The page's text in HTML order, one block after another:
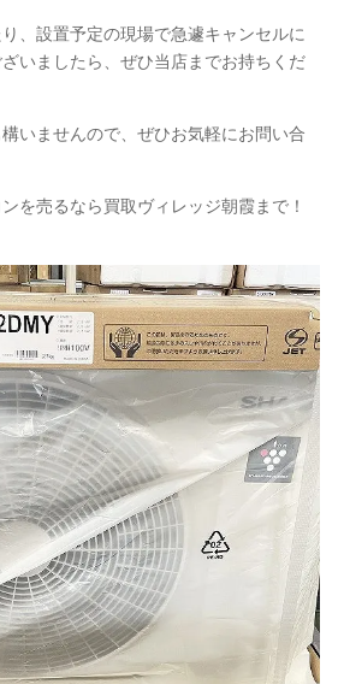
、設置予定の現場で急遽キャンセルに
いましたら、ぜひ当店までお持ちくだ
いませんので、ぜひお気軽にお問い合
を売るなら買取ヴィレッジ朝霞まで！